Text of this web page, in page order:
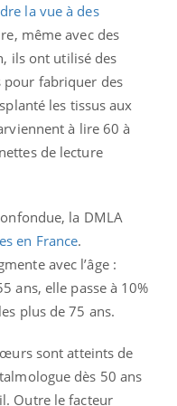
la vue à des
même avec des
ils ont utilisé des
pour fabriquer des
les tissus aux
à lire 60 à
de lecture
la DMLA
en France.
avec l’âge :
ans, elle passe à 10%
plus de 75 ans.
sont atteints de
dès 50 ans
Outre le facteur